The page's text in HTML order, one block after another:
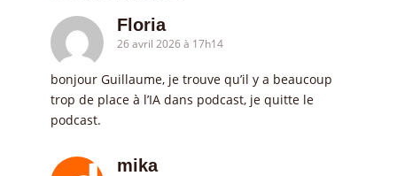
Floria
26 avril 2026 à 17h14
bonjour Guillaume, je trouve qu’il y a beaucoup
trop de place à l’IA dans podcast, je quitte le
podcast.
mika